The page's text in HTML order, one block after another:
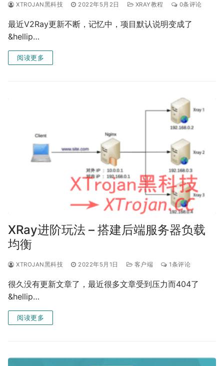
XTROJAN黑科技 2022年5月2日 XRAY教程 0条评论
最近V2Ray更新不断，记忆中，项目默认说明变成了
&hellip…
阅读更多
XRay进阶玩法 – 搭建后端服务器负载
均衡
XTROJAN黑科技 2022年5月1日 客户端 1条评论
很久没有更新文章了，最近很多文章受到压力而404了
&hellip…
阅读更多